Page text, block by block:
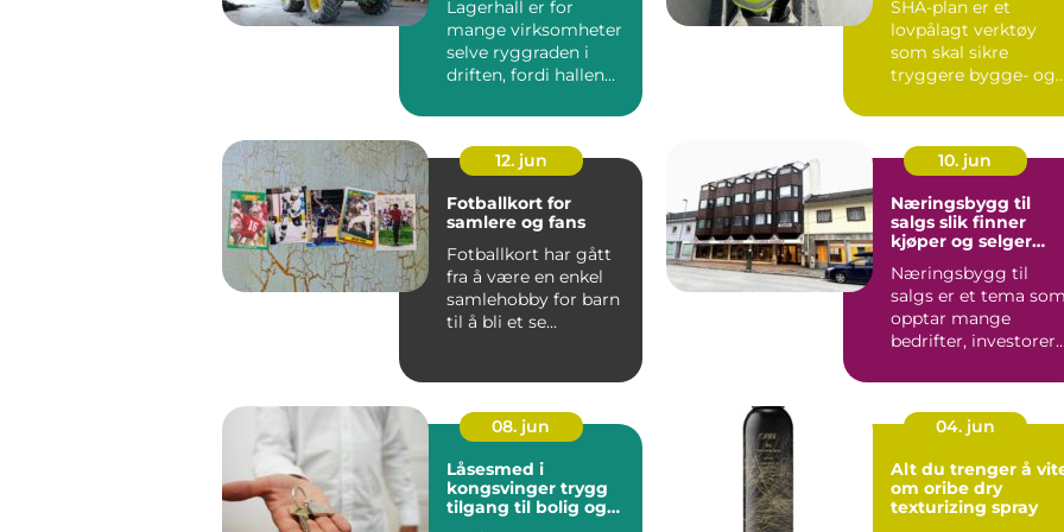
Lagerhall er for
mange virksomheter
selve ryggraden i
driften, fordi hallen
ef...
SHA-plan er et
lovpålagt verktøy
som skal sikre
tryggere bygge- og
12. jun
Fotballkort for
samlere og fans
Fotballkort har gått
fra å være en enkel
samlehobby for barn
til å bli et se...
10. jun
Næringsbygg til
salgs slik finner
kjøper og selger
Næringsbygg til
salgs er et tema som
opptar mange
bedrifter, investorer
ta god...
08. jun
Låsesmed i
kongsvinger trygg
tilgang til bolig og
04. jun
Alt du trenger å
om oribe dry
texturizing spray